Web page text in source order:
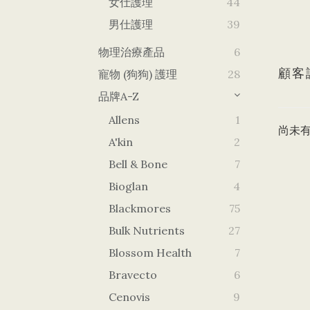
男仕護理
39
物理治療產品
6
寵物 (狗狗) 護理
28
品牌A-Z
Allens
1
A'kin
2
Bell & Bone
7
Bioglan
4
Blackmores
75
Bulk Nutrients
27
Blossom Health
7
Bravecto
6
Cenovis
9
顧客
尚未